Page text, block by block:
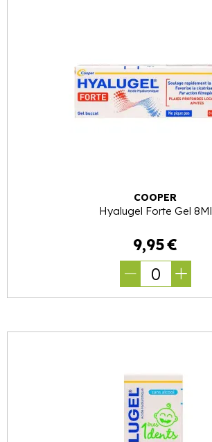
COOPER
Hyalugel Forte Gel 8Ml
9,95€
0